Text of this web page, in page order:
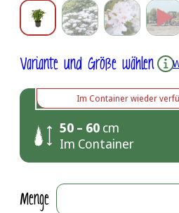
Variante und Größe wählen
Im Containerwieder
50 – 60 cm
Im Container
Menge